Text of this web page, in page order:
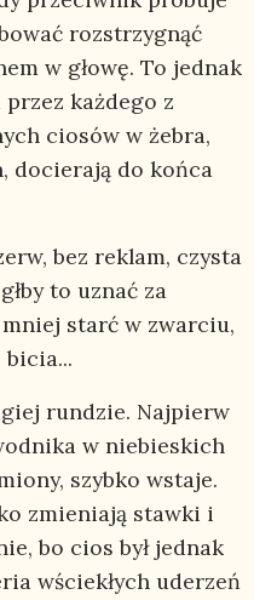
rozstrzygnąć
w głowę. To jednak
każdego z
ciosów w żebra,
docierają do końca
bez reklam, czysta
to uznać za
starć w zwarciu,
rundzie. Najpierw
w niebieskich
szybko wstaje.
zmieniają stawki i
bo cios był jednak
wściekłych uderzeń